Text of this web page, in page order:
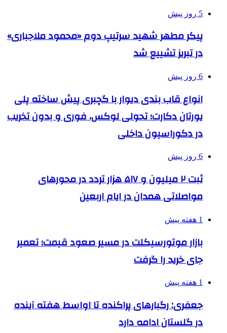
5 روز پیش
پیکر مطهر شهید سرتیپ دوم «محمود ملاجباری»
در تبریز تشییع شد
6 روز پیش
انواع قاب بندی دیوار با گچبری پیش ساخته پلی
یورتان دکارت؛ تحولی لوکس، فوری و بدون تخریب
در دکوراسیون داخلی
6 روز پیش
ثبت ۲ میلیون و ۵۱۷ هزار تردد در محورهای
مواصلاتی همدان در ایام اربعین
1 هفته پیش
بازار موتورسیکلت در مسیر صعود قیمت؛ تعمیر
جای خرید را گرفت
1 هفته پیش
جعفری: رگبارهای پراکنده تا اواسط هفته آینده
در گلستان ادامه دارد